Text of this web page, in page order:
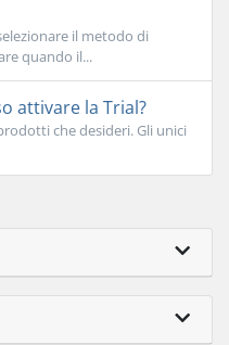
il metodo di
quando il...
attivare la Trial?
che desideri. Gli unici